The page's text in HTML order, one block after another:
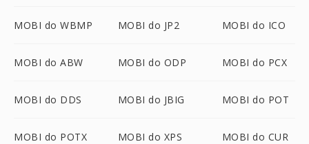
MOBI do WBMP MOBI do JP2 MOBI do ICO
MOBI do ABW MOBI do ODP MOBI do PCX
MOBI do DDS MOBI do JBIG MOBI do POT
MOBI do POTX MOBI do XPS MOBI do CUR